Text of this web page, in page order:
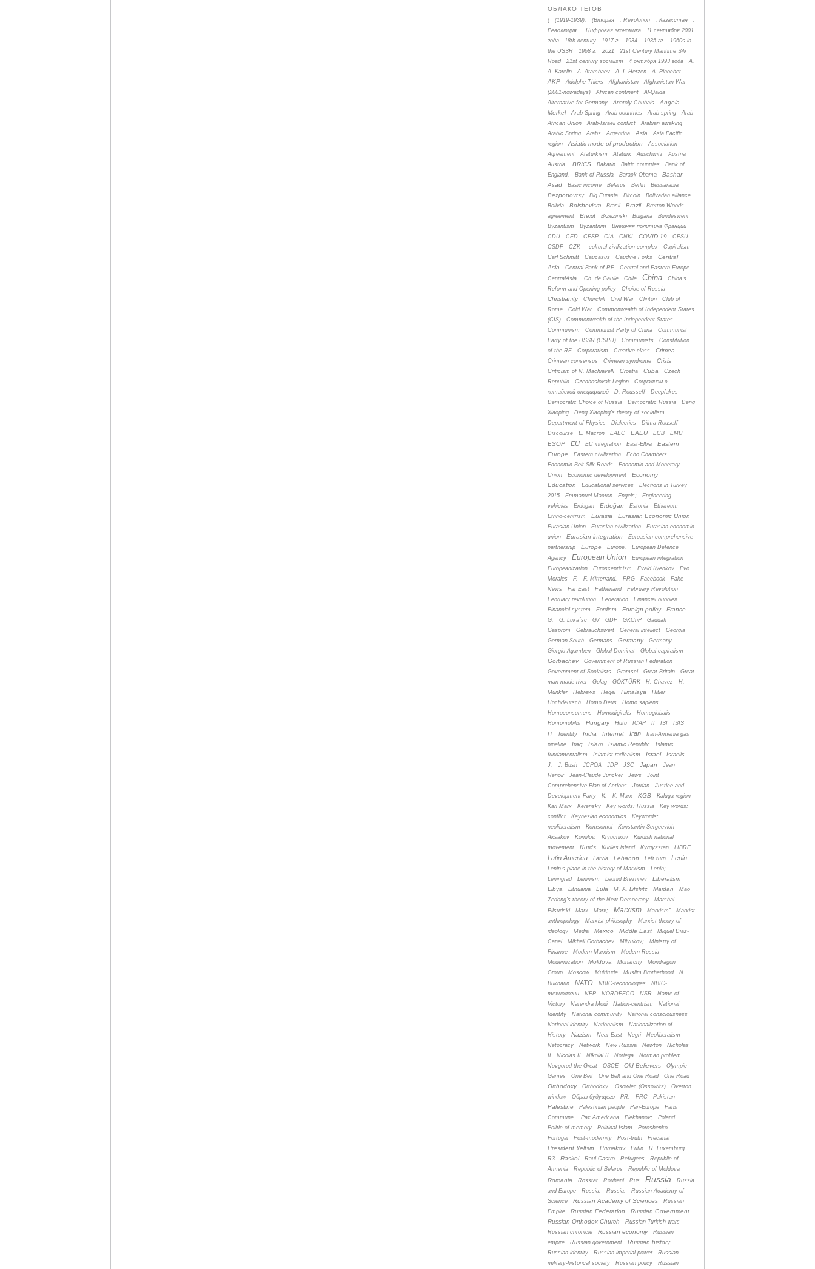
ОБЛАКО ТЕГОВ
( (1919-1939); (Вторая . Revolution . Казахстан
.
Революция
. Цифровая экономика
11 сентября 2001
года
18th century 1917 г. 1934 – 1935 гг.
1960s in
the USSR
1968 г. 2021
21st Century Maritime Silk
Road
21st century socialism 4 октября 1993 года
A.
A. Karelin
A. Atambaev A. I. Herzen A. Pinochet
AKP Adolphe Thiers Afghanistan
Afghanistan War
(2001-nowadays)
African continent
Al-Qaida
Alternative for Germany
Anatoly Chubais
Angela
Merkel
Arab Spring Arab countries Arab spring
Arab-
African Union
Arab-Israeli conflict
Arabian awaking
Arabic Spring
Arabs Argentina Asia
Asia Pacific
region
Asiatic mode of production
Association
Agreement
Ataturkism Atatürk Auschwitz
Austria
Austria.
BRICS Bakatin Baltic countries
Bank of
England.
Bank of Russia Barack Obama
Bashar
Asad
Basic income Belarus Berlin Bessarabia
Bezpopovtsy Big Eurasia Bitcoin
Bolivarian alliance
Bolivia
Bolshevism Brasil Brazil
Bretton Woods
agreement
Brexit Brzezinski Bulgaria
Bundeswehr
Byzantism
Byzantium
Bнешняя политика Франции
CDU
CFD CFSP CIA CNKI COVID-19
CPSU
CSDP
CZК — cultural-zivilization complex
Capitalism
Carl Schmitt
Caucasus Caudine Forks
Central
Asia
Central Bank of RF
Central and Eastern Europe
CentralAsia.
Ch. de Gaulle Chile China
China's
Reform and Opening policy
Choice of Russia
Christianity Churchill Civil War Clinton
Club of
Rome
Cold War
Commonwealth of Independent States
(CIS)
Commonwealth of the Independent States
Communism
Communist Party of China
Communist
Party of the USSR (CSPU)
Communists
Constitution
of the RF
Corporatism Creative class Crimea
Crimean consensus Crimean syndrome Crisis
Criticism of N. Machiavelli Croatia Cuba
Czech
Republic
Czechoslovak Legion
Cоциализм с
китайской спецификой
D. Rousseff
Deepfakes
Democratic Choice of Russia
Democratic Russia
Deng
Xiaoping
Deng Xiaoping's theory of socialism
Department of Physics
Dialectics
Dilma Rouseff
Discourse
E. Macron EAEC EAEU ECB EMU
ESOP EU EU integration East-Elbia
Eastern
Europe
Eastern civilization
Echo Chambers
Economic Belt Silk Roads
Economic and Monetary
Union
Economic development
Economy
Education
Educational services
Elections in Turkey
2015
Emmanuel Macron Engels;
Engineering
vehicles
Erdogan Erdoğan Estonia
Ethereum
Ethno-centrism
Eurasia Eurasian Economic Union
Eurasian Union Eurasian civilization
Eurasian economic
union
Eurasian integration
Euroasian comprehensive
partnership
Europe Europe.
European Defence
Agency
European Union
European integration
Europeanization
Euroscepticism Evald Ilyenkov
Evo
Morales
F. F. Mitterrand. FRG Facebook
Fake
News
Far East Fatherland
February Revolution
February revolution
Federation
Financial bubble»
Financial system
Fordism Foreign policy France
G. G. Luka´sc G7 GDP GKChP
Gaddafi
Gasprom
Gebrauchswert General intellect
Georgia
German South
Germans Germany
Germany.
Giorgio Agamben
Global Dominat Global capitalism
Gorbachev
Government of Russian Federation
Government of Socialists
Gramsci Great Britain
Great
man-made river
Gulag GÖKTÜRK H. Chavez
H.
Münkler
Hebrews Hegel Himalaya
Hitler
Hochdeutsch
Homo Deus
Homo sapiens
Homoconsumens
Homodigitalis
Homoglobalis
Homomobilis
Hungary Hutu ICAP II ISI
ISIS
IT
Identity India Internet Iran
Iran-Armenia gas
pipeline
Iraq Islam Islamic Republic
Islamic
fundamentalism
Islamist radicalism Israel
Israelis
J.
J. Bush JCPOA JDP JSC Japan
Jean
Renoir
Jean-Claude Juncker Jews
Joint
Comprehensive Plan of Actions
Jordan
Justice and
Development Party
K. K. Marx KGB
Kaluga region
Karl Marx
Kerensky Key words: Russia
Key words:
conflict
Keynesian economics
Keywords:
neoliberalism
Komsomol
Konstantin Sergeevich
Aksakov
Kornilov. Kryuchkov
Kurdish national
movement
Kurds Kuriles island Kyrgyzstan LIBRE
Latin America Latvia Lebanon Left turn Lenin
Lenin's place in the history of Marxism
Lenin;
Leningrad
Leninism Leonid Brezhnev
Liberalism
Libya
Lithuania Lula M. A. Lifshitz Maidan
Mao
Zedong's theory of the New Democracy
Marshal
Pilsudski
Marx Marx; Marxism Marxism”
Marxist
anthropology
Marxist philosophy
Marxist theory of
ideology
Media Mexico Middle East
Miguel Diaz-
Canel
Mikhail Gorbachev Milyukov;
Ministry of
Finance
Modern Marxism
Modern Russia
Modernization
Moldova Monarchy
Mondragon
Group
Moscow Multitude Muslim Brotherhood
N.
Bukharin
NATO NBIC-technologies
NBIC-
технологии
NEP NORDEFCO NSR
Name of
Victory
Narendra Modi Nation-centrism
National
Identity
National community
National consciousness
National identity
Nationalism
Nationalization of
History
Nazism Near East Negri
Neoliberalism
Netocracy
Network New Russia Newton
Nicholas
II
Nicolas II Nikolai II Noriega
Norman problem
Novgorod the Great
OSCE Old Believers
Olympic
Games
One Belt One Belt and One Road One Road
Orthodoxy Orthodoxy. Osowiec (Ossowitz)
Overton
window
Oбраз будущего PR; PRC Pakistan
Palestine Palestinian people Pan-Europe
Paris
Commune.
Pax Americana Plekhanov;
Poland
Politic of memory
Political Islam
Poroshenko
Portugal
Post-modernity Post-truth Precariat
President Yeltsin Primakov Putin
R. Luxemburg
R3
Raskol Raul Castro Refugees
Republic of
Armenia
Republic of Belarus Republic of Moldova
Romania Rosstat Rouhani Rus Russia
Russia
and Europe
Russia. Russia;
Russian Academy of
Science
Russian Academy of Sciences
Russian
Empire
Russian Federation
Russian Government
Russian Orthodox Church
Russian Turkish wars
Russian chronicle
Russian economy
Russian
empire
Russian government Russian history
Russian identity Russian imperial power
Russian
military-historical society
Russian policy Russian